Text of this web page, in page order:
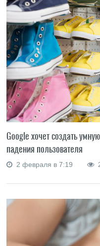
Google хочет создать
падения пользователя
2 февраля в 7:19